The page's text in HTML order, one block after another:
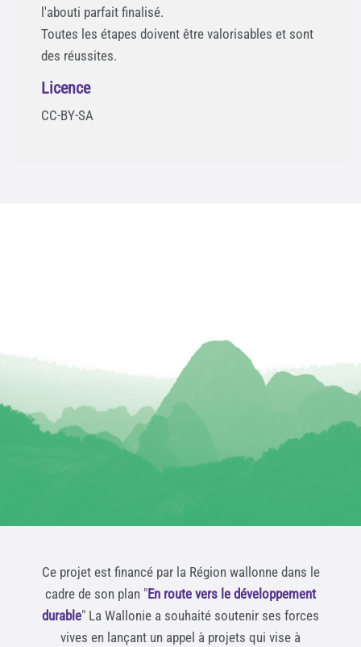
l'abouti parfait finalisé.
Toutes les étapes doivent être valorisables et sont
des réussites.
Licence
CC-BY-SA
Ce projet est financé par la Région wallonne dans le
cadre de son plan "En route vers le développement
durable" La Wallonie a souhaité soutenir ses forces
vives en lançant un appel à projets qui vise à